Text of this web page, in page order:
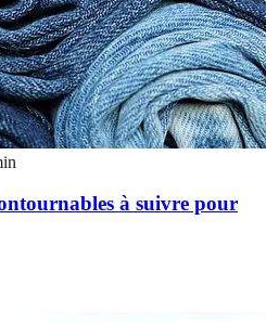
à suivre pour